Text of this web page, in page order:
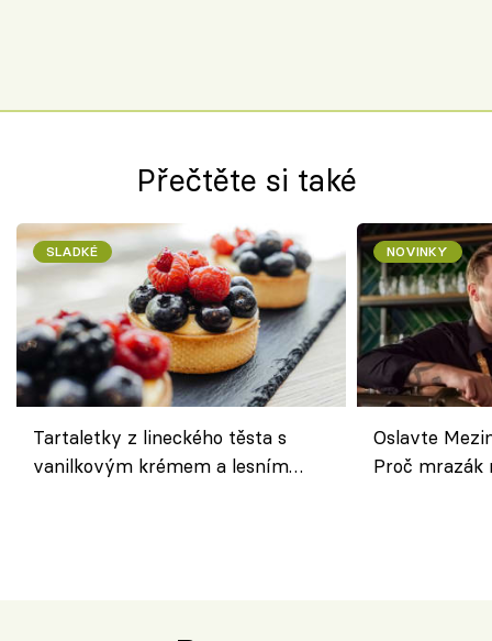
Přečtěte si také
SLADKÉ
Tartaletky z lineckého těsta s
vanilkovým krémem a lesním
NOVINKY
Oslavte
Proč